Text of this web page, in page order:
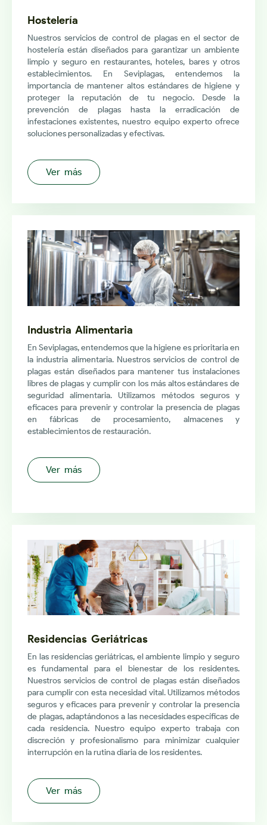
Hostelería
Nuestros servicios de control de plagas en el sector de
hostelería están diseñados para garantizar un ambiente
limpio y seguro en restaurantes, hoteles, bares y otros
establecimientos. En Seviplagas, entendemos la
importancia de mantener altos estándares de higiene y
proteger la reputación de tu negocio. Desde la
prevención de plagas hasta la erradicación de
infestaciones existentes, nuestro equipo experto ofrece
soluciones personalizadas y efectivas.
Ver más
Industria Alimentaria
En Seviplagas, entendemos que la higiene es prioritaria en
la industria alimentaria. Nuestros servicios de control de
plagas están diseñados para mantener tus instalaciones
libres de plagas y cumplir con los más altos estándares de
seguridad alimentaria. Utilizamos métodos seguros y
eficaces para prevenir y controlar la presencia de plagas
en fábricas de procesamiento, almacenes y
establecimientos de restauración.
Ver más
Residencias Geriátricas
En las residencias geriátricas, el ambiente limpio y seguro
es fundamental para el bienestar de los residentes.
Nuestros servicios de control de plagas están diseñados
para cumplir con esta necesidad vital. Utilizamos métodos
seguros y eficaces para prevenir y controlar la presencia
de plagas, adaptándonos a las necesidades específicas de
cada residencia. Nuestro equipo experto trabaja con
discreción y profesionalismo para minimizar cualquier
interrupción en la rutina diaria de los residentes.
Ver más